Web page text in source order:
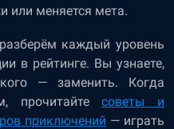
или меняется мета.
каждый уровень
в рейтинге. Вы узнаете,
— заменить. Когда
прочитайтесоветы и
приключений — играть